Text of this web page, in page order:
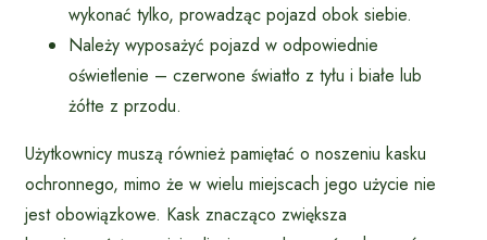
wykonać tylko, prowadząc pojazd obok siebie.
Należy wyposażyć pojazd w odpowiednie
oświetlenie – czerwone światło z tyłu i białe lub
żółte z przodu.
Użytkownicy muszą również pamiętać o noszeniu kasku
ochronnego, mimo że w wielu miejscach jego użycie nie
jest obowiązkowe. Kask znacząco zwiększa